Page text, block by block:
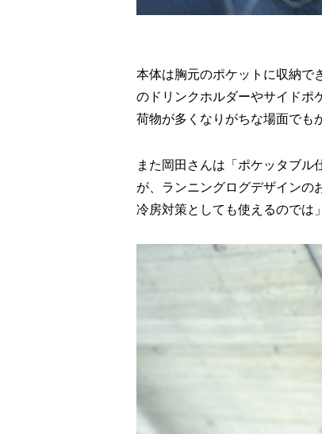
本体は胸元のポケットに収納で
のドリンクホルダーやサイドポ
荷物が多くなりがちな場面でも
また岡田さんは「ポケッタブル
が、ランニングログデザインの
冷房対策としても使えるのでは